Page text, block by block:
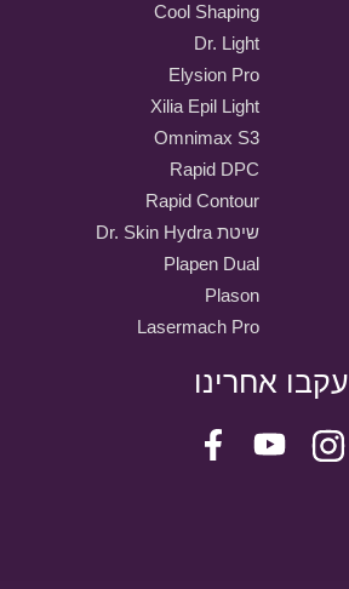
Cool Shaping
Dr. Light
Elysion Pro
Xilia Epil Light
Omnimax S3
Rapid DPC
Rapid Contour
שיטת Dr. Skin Hydra
Plapen Dual
Plason
Lasermach Pro
עקבו אחרינו